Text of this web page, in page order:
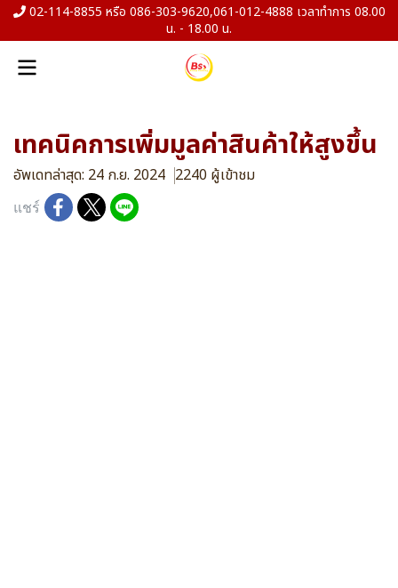
02-114-8855 หรือ 086-303-9620,061-012-4888 เวลาทำการ 08.00
น. - 18.00 น.
เทคนิคการเพิ่มมูลค่าสินค้าให้สูงขึ้น
อัพเดทล่าสุด: 24 ก.ย. 2024 2240 ผู้เข้าชม
แชร์